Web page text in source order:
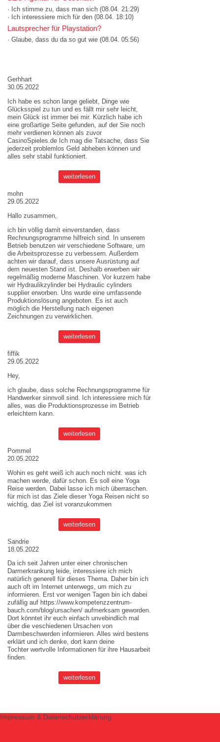
· Ich stimme zu, dass man sich (08.04. 21:29)
· Ich interessiere mich für den (08.04. 18:10)
Lautsprecher für Playstation?
· Glaube, dass du da so gut wie (08.04. 05:56)
Gerhhart
30.05.2022
Ich habe es schon lange geliebt, Dinge wie
Glücksspiel zu tun und es fällt mir sehr leicht,
mein Glück ist immer bei mir. Kürzlich habe ich
eine großartige Seite gefunden, auf der Sie noch
mehr verdienen können als zuvor
CasinoSpieles.de Ich mag die Tatsache, dass Sie
jederzeit problemlos Geld abheben können und
alles sehr stabil funktioniert.
weiterlesen
mohn
29.05.2022
Hallo zusammen,
ich bin völlig damit einverstanden, dass
Rechnungsprogramme hilfreich sind. In unserem
Betrieb benutzen wir verschiedene Software, um
die Arbeitsprozesse zu verbessern. Außerdem
achten wir darauf, dass unsere Ausrüstung auf
dem neuesten Stand ist. Deshalb erwerben wir
regelmäßig moderne Maschinen. Vor kurzem habe
wir Hydraulikzylinder bei Hydraulic cylinders
supplier erworben. Uns wurde eine umfassende
Produktionslösung angeboten. Es ist auch
möglich die Herstellung nach eigenen
Zeichnungen zu verwirklichen.
weiterlesen
fiffik
29.05.2022
Hey,
ich glaube, dass solche Rechnungsprogramme für
Handwerker sinnvoll sind. Ich interessiere mich für
alles, was die Produktionsprozesse im Betrieb
erleichtern kann.
weiterlesen
Pommel
20.05.2022
Wohin es geht weiß ich auch noch nicht. was ich
machen werde, dafür schon. Es soll eine Yoga
Reise werden. Dabei lasse ich mich überraschen.
für mich ist das Ziele dieser Yoga Reisen nicht so
wichtig, das Ziel ist voranzukommen
weiterlesen
Sandrie
18.05.2022
Da ich seit Jahren unter einer chronischen
Darmerkrankung leide, interessiere ich mich
natürlich generell für dieses Thema. Daher bin ich
auch oft im Internet unterwegs, um mich zu
informieren. Erst vor wenigen Tagen bin ich dabei
zufällig auf https://www.kompetenzzentrum-
bauch.com/blog/ursachen/ aufmerksam geworden.
Dort könntet ihr euch einfach unvebindlich mal
über die veschiedenen Ursachen von
Darmbeschwerden informieren. Alles wird bestens
erklärt und ich denke, dort kann deine
Tochter wertvolle Informationen für ihre Hausarbeit
finden.
weiterlesen
Impressum & Datenschutzerklärung